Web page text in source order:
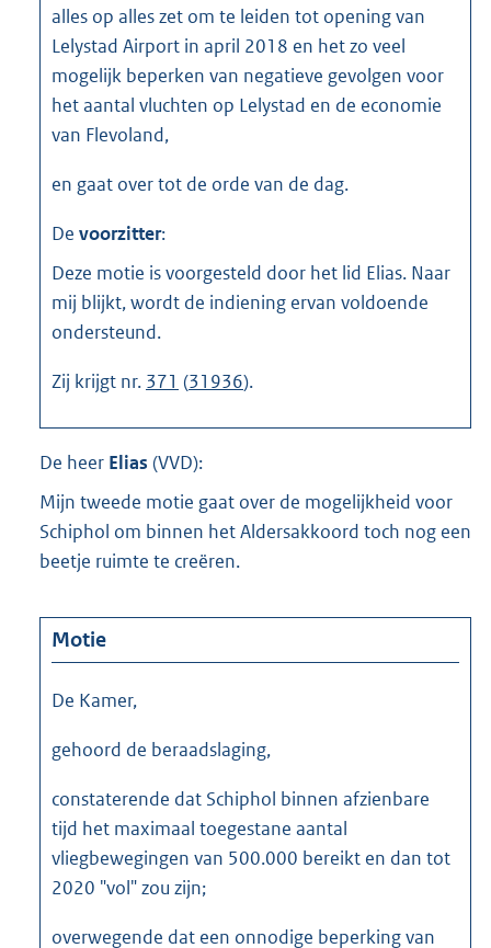
alles op alles zet om te leiden tot opening van
Lelystad Airport in april 2018 en het zo veel
mogelijk beperken van negatieve gevolgen voor
het aantal vluchten op Lelystad en de economie
van Flevoland,
en gaat over tot de orde van de dag.
De voorzitter:
Deze motie is voorgesteld door het lid Elias. Naar
mij blijkt, wordt de indiening ervan voldoende
ondersteund.
Zij krijgt nr. 371 (31936).
De heer Elias (VVD):
Mijn tweede motie gaat over de mogelijkheid voor
Schiphol om binnen het Aldersakkoord toch nog een
beetje ruimte te creëren.
Motie
De Kamer,
gehoord de beraadslaging,
constaterende dat Schiphol binnen afzienbare
tijd het maximaal toegestane aantal
vliegbewegingen van 500.000 bereikt en dan tot
2020 "vol" zou zijn;
overwegende dat een onnodige beperking van